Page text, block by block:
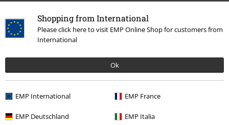
Shopping from International
Please click here to visit EMP Online Shop for customers from
International
Ok
EMP International EMP France
EMP Deutschland EMP Italia
Tomáš D.
4 Hodnocení
Plně spokojen
Je to album s písněmi které jsem tam čekal. Co k tomu říct. Vím proč
jsem si to objednal :D